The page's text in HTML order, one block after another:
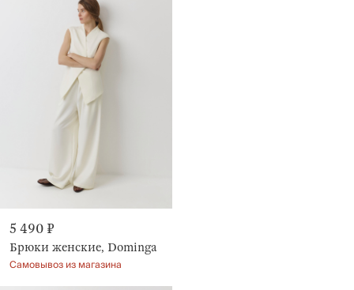
5 490 ₽
Брюки женские, Dominga
Самовывоз из магазина